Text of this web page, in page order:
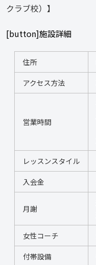
クラブ校）】
[button]施設詳細
住所
アクセス方法
営業時間
レッスンスタイル
入会金
月謝
女性コーチ
付帯設備